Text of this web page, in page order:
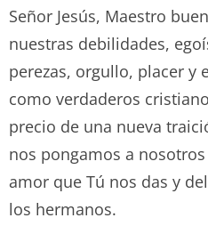
Señor Jesús, Maestro
nuestras debilidades,
perezas, orgullo, placer y
como verdaderos
precio de una nueva
nos pongamos a
amor que Tú nos das y
los hermanos.